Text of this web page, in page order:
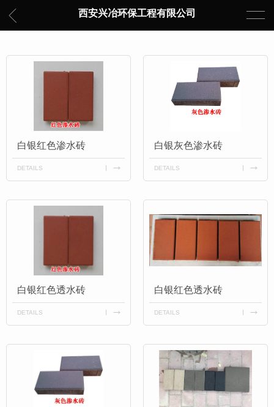
西安兴冶环保工程有限公司
白银红色渗水砖
DETAILS
白银灰色渗水砖
DETAILS
白银红色透水砖
DETAILS
白银红色透水砖
DETAILS